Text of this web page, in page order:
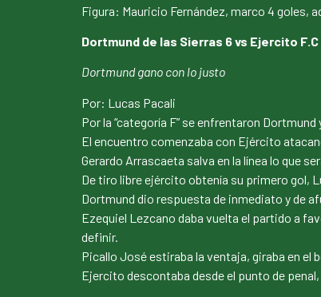
Figura: Mauricio Fernández, marco 4 goles,
Dortmund de las Sierras 6 vs Ejercito F.C
Dortmund gano con lo justo
Por: Lucas Pacali
Por la “categoría F” se enfrentaron
El encuentro comenzaba con Ejército
Gerardo Arrascaeta salva en la línea lo que
De tiro libre ejército obtenía su primero gol,
Dortmund dio respuesta de inmediato y de
Ezequiel Lezcano daba vuelta el partido a
definir.
Picallo José estiraba la ventaja, giraba en el
Ejercito descontaba desde el punto de